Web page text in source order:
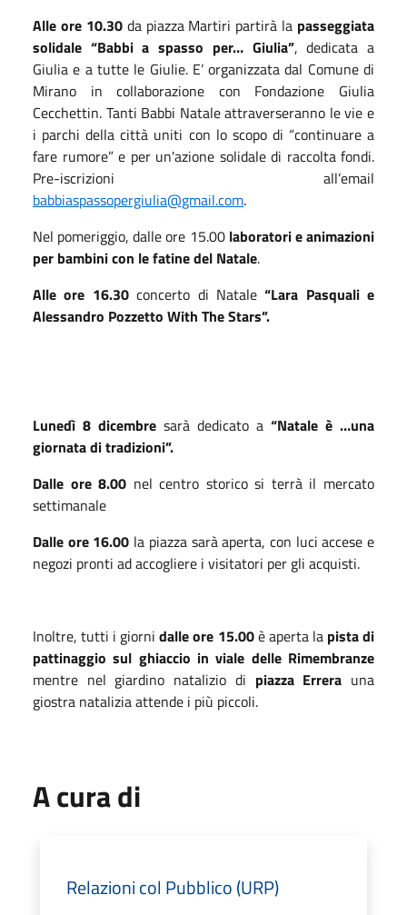
Alle ore 10.30da piazza Martiri partirà la passeggiata
solidale “Babbi a spasso per… Giulia”, dedicata a
Giulia e a tutte le Giulie. E’ organizzata dal Comune di
Mirano in collaborazione con Fondazione Giulia
Cecchettin. Tanti Babbi Natale attraverseranno le vie e
i parchi della città uniti con lo scopo di “continuare a
fare rumore” e per un'azione solidale di raccolta fondi.
Pre-iscrizioni all’email
babbiaspassopergiulia@gmail.com.
Nel pomeriggio, dalle ore 15.00 laboratori e animazioni
per bambini con le fatine del Natale.
Alle ore 16.30concerto di Natale“Lara Pasquali e
Alessandro Pozzetto With The Stars”.
Lunedì 8 dicembre sarà dedicato a “Natale è …una
giornata di tradizioni”.
Dalle ore 8.00 nel centro storico si terrà il mercato
settimanale
Dalle ore 16.00 la piazza sarà aperta, con luci accese e
negozi pronti ad accogliere i visitatori per gli acquisti.
Inoltre, tutti i giorni dalle ore 15.00è aperta la pista di
pattinaggio sul ghiaccio in viale delle Rimembranze
mentre nel giardino natalizio di piazza Errera una
giostra natalizia attende i più piccoli.
A cura di
Relazioni col Pubblico (URP)